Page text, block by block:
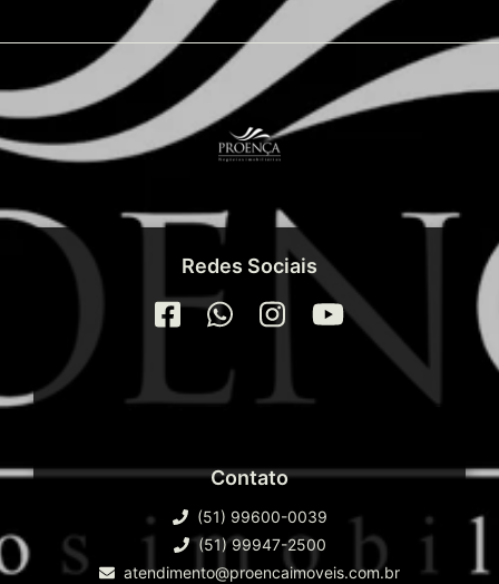
Redes Sociais
Contato
(51) 99600-0039
(51) 99947-2500
atendimento@proencaimoveis.com.br